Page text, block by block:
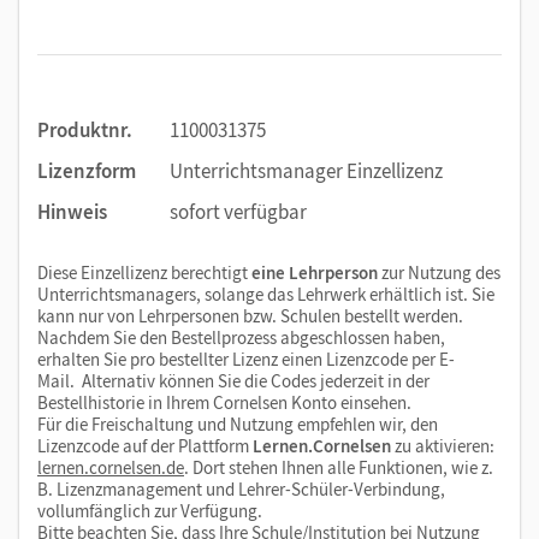
die Kopiervorlagen zur Lektüre
Stoffverteilungspläne
der Lehrkräftefassung
jedem Módulo(Autocontroles digitales)
Mit dem Unterrichtsmanager arbeiten Sie flexibel on- oder
offline, ganz wie es für Sie passt! Wir weisen darauf hin, dass
Ihnen alle Inhaltsupdates in der Onlineversion des
Unterrichtsmanagers automatisch zur Verfügung stehen
und Sie über verfügbare Updates direkt im Produkt
informiert werden. Bitte denken Sie bei Offline-Nutzung
Produktnr.
1100031375
Lizenzform
Unterrichtsmanager Einzellizenz
Hinweis
sofort verfügbar
Diese Einzellizenz berechtigteine Lehrpersonzur Nutzung des
Unterrichtsmanagers, solange das Lehrwerk erhältlich ist. Sie
kann nur von Lehrpersonen bzw. Schulen bestellt werden.
Nachdem Sie den Bestellprozess abgeschlossen haben,
erhalten Sie pro bestellter Lizenz einen Lizenzcode per E-
Mail. Alternativ können Sie die Codes jederzeit in der
Bestellhistorie in Ihrem Cornelsen Konto einsehen.
Für die Freischaltung und Nutzung empfehlen wir, den
Lizenzcode auf der Plattform Lernen.Cornelsenzu aktivieren:
lernen.cornelsen.de. Dort stehen Ihnen alle Funktionen, wie z.
B. Lizenzmanagement und Lehrer-Schüler-Verbindung,
vollumfänglich zur Verfügung.
Bitte beachten Sie, dass Ihre Schule/Institution bei Nutzung